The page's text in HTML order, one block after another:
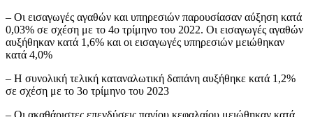
– Οι εισαγωγές αγαθών και υπηρεσιών παρουσίασαν αύξηση κατά
0,03% σε σχέση με το 4o τρίμηνο του 2022. Οι εισαγωγές αγαθών
αυξήθηκαν κατά 1,6% και οι εισαγωγές υπηρεσιών μειώθηκαν
κατά 4,0%
– Η συνολική τελική καταναλωτική δαπάνη αυξήθηκε κατά 1,2%
σε σχέση με το 3o τρίμηνο του 2023
– Οι ακαθάριστες επενδύσεις παγίου κεφαλαίου μειώθηκαν κατά